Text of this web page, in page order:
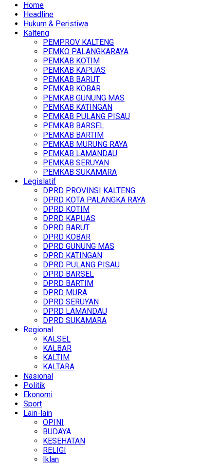
Home
Headline
Hukum & Peristiwa
Kalteng
PEMPROV KALTENG
PEMKO PALANGKARAYA
PEMKAB KOTIM
PEMKAB KAPUAS
PEMKAB BARUT
PEMKAB KOBAR
PEMKAB GUNUNG MAS
PEMKAB KATINGAN
PEMKAB PULANG PISAU
PEMKAB BARSEL
PEMKAB BARTIM
PEMKAB MURUNG RAYA
PEMKAB LAMANDAU
PEMKAB SERUYAN
PEMKAB SUKAMARA
Legislatif
DPRD PROVINSI KALTENG
DPRD KOTA PALANGKA RAYA
DPRD KOTIM
DPRD KAPUAS
DPRD BARUT
DPRD KOBAR
DPRD GUNUNG MAS
DPRD KATINGAN
DPRD PULANG PISAU
DPRD BARSEL
DPRD BARTIM
DPRD MURA
DPRD SERUYAN
DPRD LAMANDAU
DPRD SUKAMARA
Regional
KALSEL
KALBAR
KALTIM
KALTARA
Nasional
Politik
Ekonomi
Sport
Lain-lain
OPINI
BUDAYA
KESEHATAN
RELIGI
Iklan